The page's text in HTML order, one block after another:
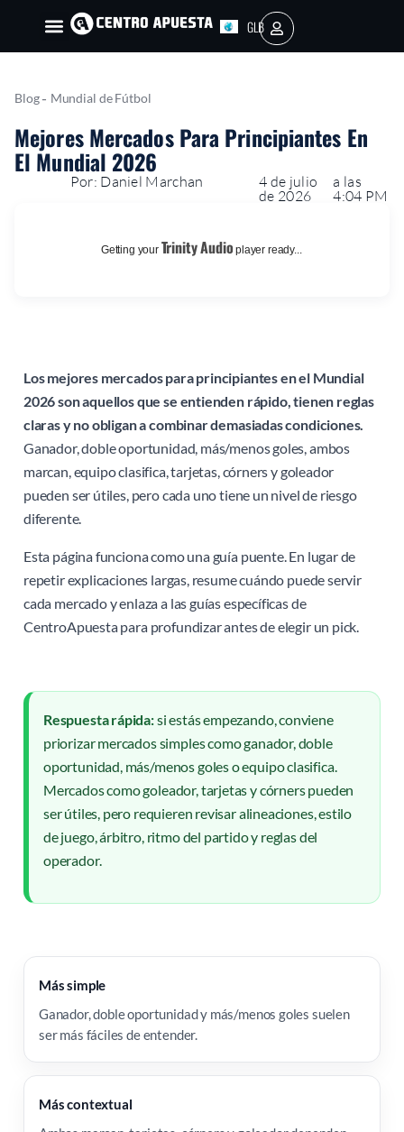
GLB
AR
Blog - Mundial de Fútbol
Mejores Mercados Para Principiantes En
El Mundial 2026
Por: Daniel Marchan
4 de julio
de 2026
a las
4:04 PM
Getting your Trinity Audio player ready...
Los mejores mercados para principiantes en el Mundial
2026 son aquellos que se entienden rápido, tienen reglas
claras y no obligan a combinar demasiadas condiciones.
Ganador, doble oportunidad, más/menos goles, ambos
marcan, equipo clasifica, tarjetas, córners y goleador
pueden ser útiles, pero cada uno tiene un nivel de riesgo
diferente.
Esta página funciona como una guía puente. En lugar de
repetir explicaciones largas, resume cuándo puede servir
cada mercado y enlaza a las guías específicas de
CentroApuesta para profundizar antes de elegir un pick.
Respuesta rápida:si estás empezando, conviene
priorizar mercados simples como ganador, doble
oportunidad, más/menos goles o equipo clasifica.
Mercados como goleador, tarjetas y córners pueden
ser útiles, pero requieren revisar alineaciones, estilo
de juego, árbitro, ritmo del partido y reglas del
operador.
Más simple
Ganador, doble oportunidad y más/menos goles suelen
ser más fáciles de entender.
Más contextual